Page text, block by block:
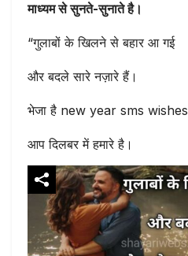
माध्यम से सुनते-सुनाते है।
“गुलाबों के खिलने से बहार आ गई
और बदले सारे नज़ारे हैं।
भेजा है new year sms wishes
आप दिलबर में हमारे है।